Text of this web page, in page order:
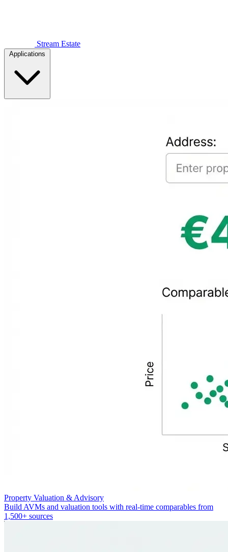
Stream Estate
Applications
Property Valuation & Advisory
Build AVMs and valuation tools with real-time comparables from
1,500+ sources